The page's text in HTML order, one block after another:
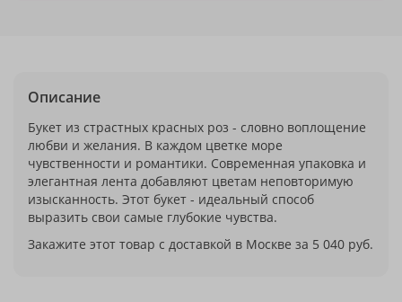
Описание
Букет из страстных красных роз - словно воплощение
любви и желания. В каждом цветке море
чувственности и романтики. Современная упаковка и
элегантная лента добавляют цветам неповторимую
изысканность. Этот букет - идеальный способ
выразить свои самые глубокие чувства.
Закажите этот товар с доставкой в Москве за 5 040 руб.